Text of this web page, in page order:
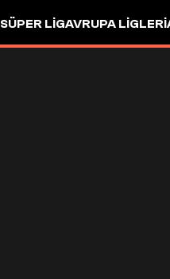
SÜPER LIGAVRUPA LIGLERI